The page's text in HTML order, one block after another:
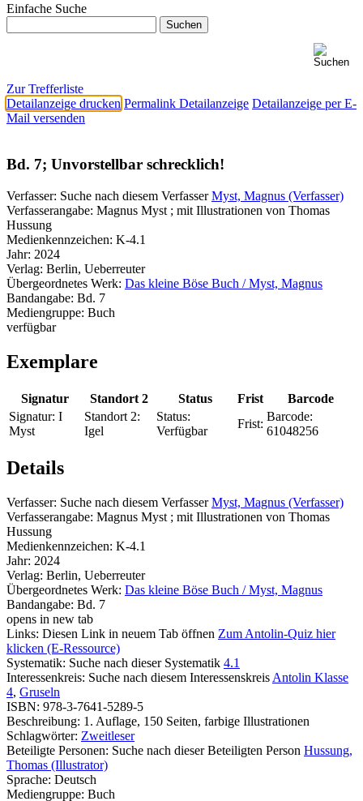
Einfache Suche
Zur Trefferliste
Detailanzeige drucken Permalink Detailanzeige Detailanzeige per E-
Mail versenden
Bd. 7; Unvorstellbar schrecklich!
Verfasser: Suche nach diesem Verfasser Myst, Magnus (Verfasser)
Verfasserangabe: Magnus Myst ; mit Illustrationen von Thomas
Hussung
Medienkennzeichen: K-4.1
Jahr: 2024
Verlag: Berlin, Ueberreuter
Übergeordnetes Werk: Das kleine Böse Buch / Myst, Magnus
Bandangabe: Bd. 7
Mediengruppe: Buch
verfügbar
Exemplare
Signatur Standort 2 Status Frist
Barcode
Signatur: I
Myst
Standort 2:
Igel
Status:
Verfügbar
Frist:
Barcode:
61048256
Details
Verfasser: Suche nach diesem Verfasser Myst, Magnus (Verfasser)
Verfasserangabe: Magnus Myst ; mit Illustrationen von Thomas
Hussung
Medienkennzeichen: K-4.1
Jahr: 2024
Verlag: Berlin, Ueberreuter
Übergeordnetes Werk: Das kleine Böse Buch / Myst, Magnus
Bandangabe: Bd. 7
opens in new tab
Links: Diesen Link in neuem Tab öffnen Zum Antolin-Quiz hier
klicken (E-Ressource)
Systematik: Suche nach dieser Systematik 4.1
Interessenkreis: Suche nach diesem Interessenskreis Antolin Klasse
4, Gruseln
ISBN: 978-3-7641-5289-5
Beschreibung: 1. Auflage, 150 Seiten, farbige Illustrationen
Schlagwörter: Zweitleser
Beteiligte Personen: Suche nach dieser Beteiligten Person Hussung,
Thomas (Illustrator)
Sprache: Deutsch
Mediengruppe: Buch